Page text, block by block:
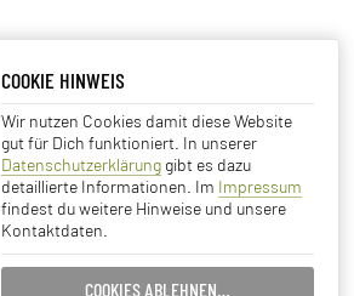
COOKIE HINWEIS
Wir nutzen Cookies damit diese Website
gut für Dich funktioniert. In unserer
Datenschutzerklärung gibt es dazu
detaillierte Informationen. Im Impressum
findest du weitere Hinweise und unsere
Kontaktdaten.
COOKIES ABLEHNEN…
Essentielle Cookies
Analyse Cookies